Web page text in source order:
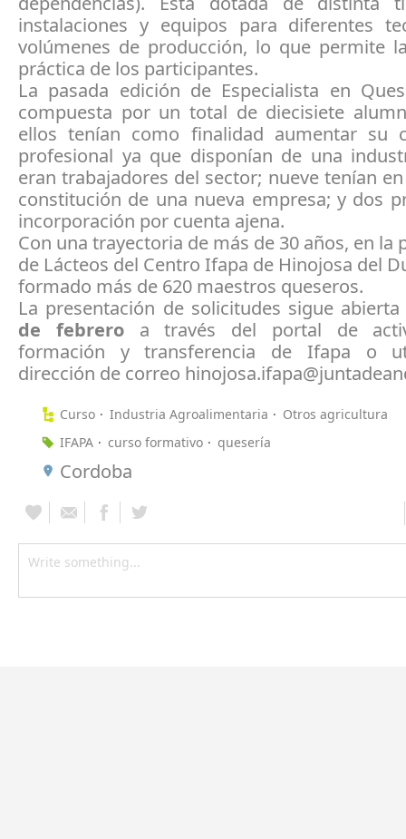
instalaciones y equipos para diferentes
volúmenes de producción, lo que permite
práctica de los participantes.
La pasada edición de Especialista en
compuesta por un total de diecisiete
ellos tenían como finalidad aumentar su
profesional ya que disponían de una
eran trabajadores del sector; nueve tenían
constitución de una nueva empresa; y dos
incorporación por cuenta ajena.
Con una trayectoria de más de 30 años, en la
de Lácteos del Centro Ifapa de Hinojosa del
formado más de 620 maestros queseros.
La presentación de solicitudes sigue
de febreroa través del portal de
formación y transferencia de Ifapa o
dirección de correo
Curso Industria Agroalimentaria
Otros agricultura
IFAPA
curso formativo quesería
Cordoba